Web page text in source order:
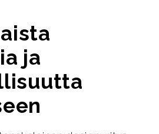
ja